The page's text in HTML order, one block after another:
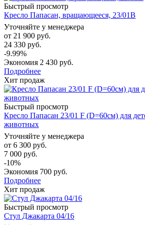
Быстрый просмотр
Кресло Папасан, вращающееся, 23/01B
Уточняйте у менеджера
от 21 900 руб.
24 330 руб.
-9.99%
Экономия 2 430 руб.
Подробнее
Хит продаж
Быстрый просмотр
Кресло Папасан 23/01 F (D=60см) для
животных
Уточняйте у менеджера
от 6 300 руб.
7 000 руб.
-10%
Экономия 700 руб.
Подробнее
Хит продаж
Быстрый просмотр
Стул Джакарта 04/16